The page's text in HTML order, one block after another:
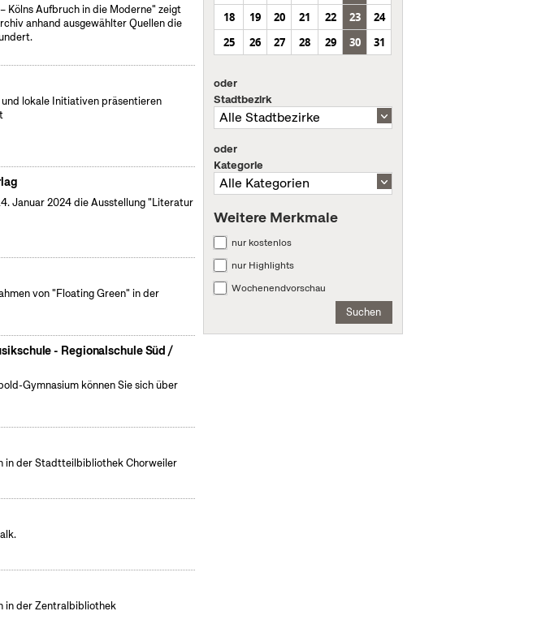
Kölns Aufbruch in die Moderne" zeigt
anhand ausgewählter Quellen die
lokale Initiativen präsentieren
Januar 2024 die Ausstellung "Literatur
von "Floating Green" in der
- Regionalschule Süd /
Gymnasium können Sie sich über
in der Stadtteilbibliothek Chorweiler
in der Zentralbibliothek
18
19 20 21 22 23
24
25
26 27 28 29 30 31
oder
Stadtbezirk
oder
Kategorie
Weitere Merkmale
nur kostenlos
nur Highlights
Wochenendvorschau
Suchen